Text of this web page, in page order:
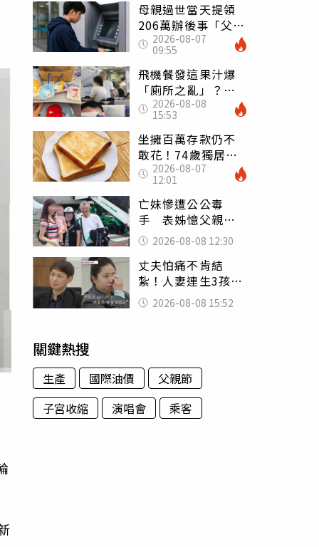
母親過世當天提領
206萬辦後事「父子
遭判刑」 律師：
搶錢先下手是罪
2026-08-07
09:55
飛機餐發這果汁爆
「廁所之亂」？乘
客崩潰：差點丟大
臉 醫揭3類人別亂
喝
2026-08-08
15:53
坐擁百萬存款仍不
敢花！74歲獨居翁
「1餐只吃1片吐
司」 半年後暴瘦
嚇壞女兒
2026-08-07
12:01
亡妹慘遭公公毒
手 表姊憶父親節
前夕：小舅舅仍到
殯儀館陪她說話
2026-08-08 12:30
丈夫怕痛不肯結
紮！人妻連生3孩
控遭家暴淚喊：真
的好累
2026-08-08 15:52
關鍵熱搜
生產 國際油價
父親節
子宮收縮
演唱會 乘客